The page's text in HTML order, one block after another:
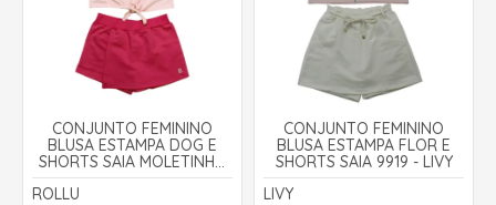
CONJUNTO FEMININO
BLUSA ESTAMPA DOG E
SHORTS SAIA MOLETINHO
22148 - ROLLU
ROLLU
CONJUNTO FEMININO
BLUSA ESTAMPA FLOR E
SHORTS SAIA 9919 - LIVY
LIVY